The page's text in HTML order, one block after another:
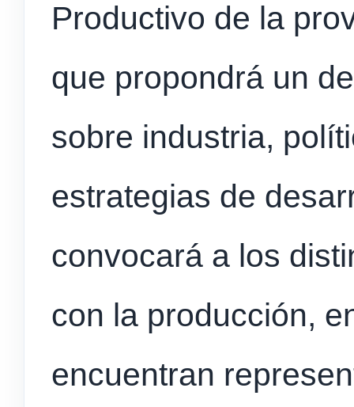
Productivo de la
que propondrá un
sobre industria,
estrategias de
convocará a los
con la producción,
encuentran